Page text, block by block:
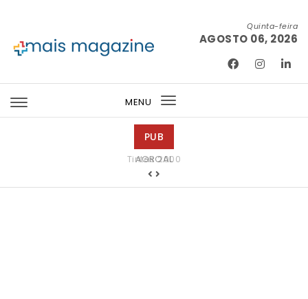
Quinta-feira
AGOSTO 06, 2026
MENU
Toggle
PUB
Tintas 2000